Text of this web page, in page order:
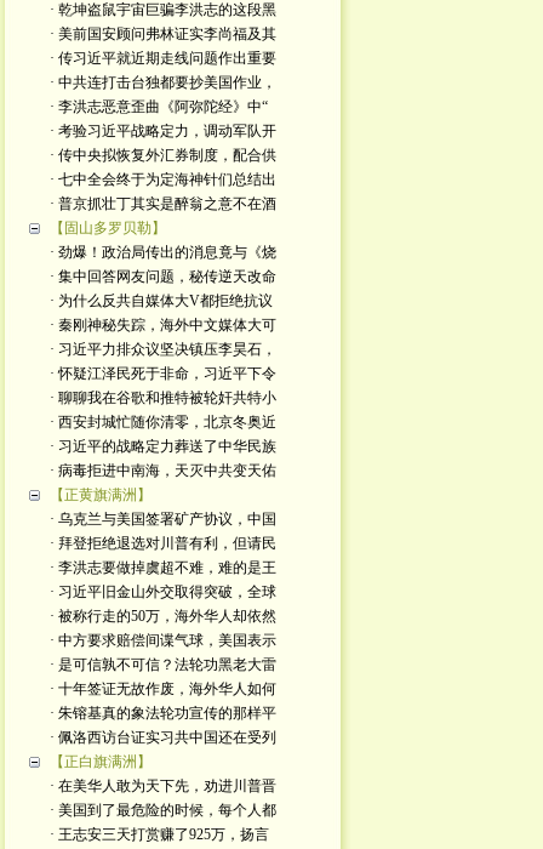
· 乾坤盗鼠宇宙巨骗李洪志的这段黑
· 美前国安顾问弗林证实李尚福及其
· 传习近平就近期走线问题作出重要
· 中共连打击台独都要抄美国作业，
· 李洪志恶意歪曲《阿弥陀经》中“
· 考验习近平战略定力，调动军队开
· 传中央拟恢复外汇券制度，配合供
· 七中全会终于为定海神针们总结出
· 普京抓壮丁其实是醉翁之意不在酒
【固山多罗贝勒】
· 劲爆！政治局传出的消息竟与《烧
· 集中回答网友问题，秘传逆天改命
· 为什么反共自媒体大V都拒绝抗议
· 秦刚神秘失踪，海外中文媒体大可
· 习近平力排众议坚决镇压李昊石，
· 怀疑江泽民死于非命，习近平下令
· 聊聊我在谷歌和推特被轮奸共特小
· 西安封城忙随你清零，北京冬奥近
· 习近平的战略定力葬送了中华民族
· 病毒拒进中南海，天灭中共变天佑
【正黄旗满洲】
· 乌克兰与美国签署矿产协议，中国
· 拜登拒绝退选对川普有利，但请民
· 李洪志要做掉虞超不难，难的是王
· 习近平旧金山外交取得突破，全球
· 被称行走的50万，海外华人却依然
· 中方要求赔偿间谍气球，美国表示
· 是可信孰不可信？法轮功黑老大雷
· 十年签证无故作废，海外华人如何
· 朱镕基真的象法轮功宣传的那样平
· 佩洛西访台证实习共中国还在受列
【正白旗满洲】
· 在美华人敢为天下先，劝进川普晋
· 美国到了最危险的时候，每个人都
· 王志安三天打赏赚了925万，扬言